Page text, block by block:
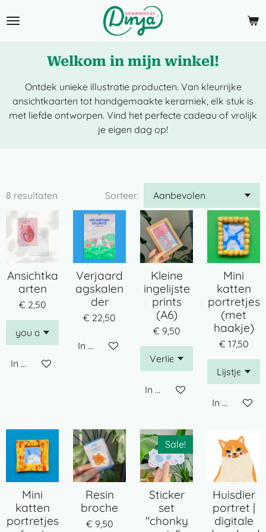
direct
hoofdinhoudWelkom in mijn winkel!
Ontdek unieke illustratie producten. Van kleurrijke
ansichtkaarten tot handgemaakte keramiek, elk stuk is
met liefde ontworpen. Vind het perfecte cadeau of vrolijk
je eigen dag op!
8 resultaten Sorteer:
Ansichtka
arten
€ 2,50
In winkelwagen
Verjaard
agskalen
der
€ 22,50
In winkelwagen
Kleine
ingelijste
prints
(A6)
€ 9,50
In winkelwagen
Mini
katten
portretjes
(met
haakje)
€ 17,50
In
Mini
katten
portretjes
Resin
broche
€ 9,50
Sale!
Sticker
set
"chonky
Huisdier
portret |
digitale